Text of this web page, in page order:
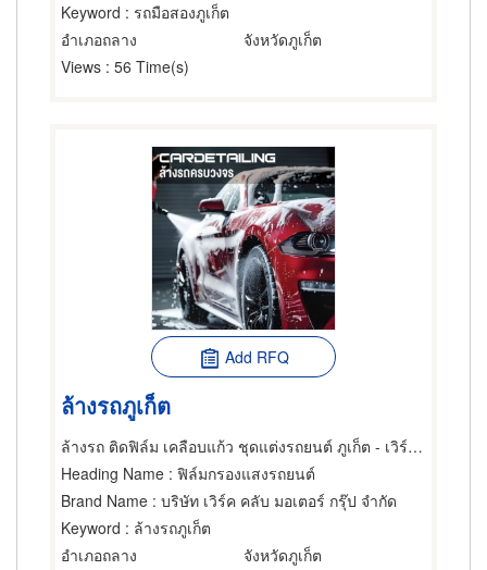
Keyword : รถมือสองภูเก็ต
อำเภอถลาง
จังหวัดภูเก็ต
Views : 56 Time(s)
Add RFQ
ล้างรถภูเก็ต
ล้างรถ ติดฟิล์ม เคลือบแก้ว ชุดแต่งรถยนต์ ภูเก็ต - เวิร์คคลับ
Heading Name : ฟิล์มกรองแสงรถยนต์
Brand Name : บริษัท เวิร์ค คลับ มอเตอร์ กรุ๊ป จำกัด
Keyword : ล้างรถภูเก็ต
อำเภอถลาง
จังหวัดภูเก็ต